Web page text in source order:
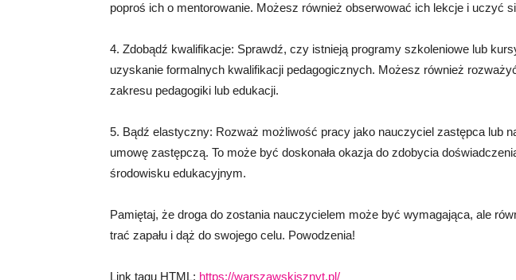
poproś ich o mentorowanie. Możesz również obserwować ich lekcje i uczyć
4. Zdobądź kwalifikacje: Sprawdź, czy istnieją programy szkoleniowe lub
uzyskanie formalnych kwalifikacji pedagogicznych. Możesz również
zakresu pedagogiki lub edukacji.
5. Bądź elastyczny: Rozważ możliwość pracy jako nauczyciel zastępca lub
umowę zastępczą. To może być doskonała okazja do zdobycia
środowisku edukacyjnym.
Pamiętaj, że droga do zostania nauczycielem może być wymagająca, ale
trać zapału i dąż do swojego celu. Powodzenia!
Link tagu HTML: https://warszawskisznyt.pl/